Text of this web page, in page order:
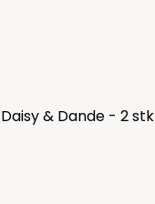
& Dande - 2 stk